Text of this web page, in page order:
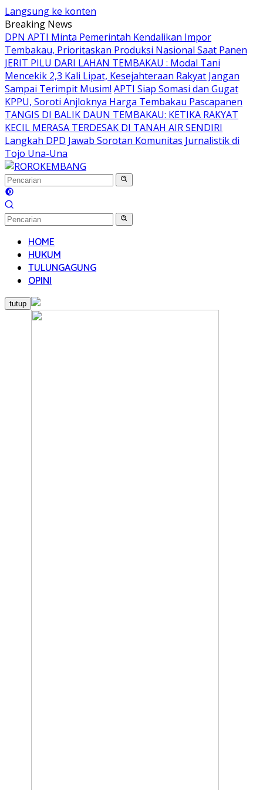
Langsung ke konten
Breaking News
DPN APTI Minta Pemerintah Kendalikan Impor
Tembakau, Prioritaskan Produksi Nasional Saat Panen
JERIT PILU DARI LAHAN TEMBAKAU ​: Modal Tani
Mencekik 2,3 Kali Lipat, Kesejahteraan Rakyat Jangan
Sampai Terimpit Musim! APTI Siap Somasi dan Gugat
KPPU, Soroti Anjloknya Harga Tembakau Pascapanen
TANGIS DI BALIK DAUN TEMBAKAU: KETIKA RAKYAT
KECIL MERASA TERDESAK DI TANAH AIR SENDIRI
Langkah DPD Jawab Sorotan Komunitas Jurnalistik di
Tojo Una-Una
HOME
HUKUM
TULUNGAGUNG
OPINI
tutup